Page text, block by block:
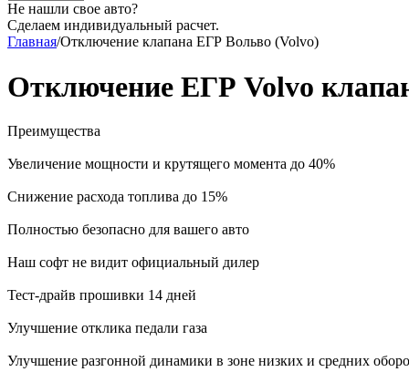
Не нашли свое авто?
Сделаем индивидуальный расчет.
Главная/Отключение клапана ЕГР Вольво (Volvo)
Отключение ЕГР Volvo
Преимущества
Увеличение мощности и крутящего момента до 40%
Снижение расхода топлива до 15%
Полностью безопасно для вашего авто
Наш софт не видит официальный дилер
Тест-драйв прошивки 14 дней
Улучшение отклика педали газа
Улучшение разгонной динамики в зоне низких и средних